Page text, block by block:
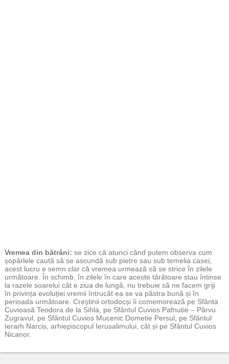
Vremea din bătrâni: se zice că atunci când putem observa cum
șopârlele caută să se ascundă sub pietre sau sub temelia casei,
acest lucru e semn clar că vremea urmează să se strice în zilele
următoare. În schimb, în zilele în care aceste târâtoare stau întinse
la razele soarelui cât e ziua de lungă, nu trebuie să ne facem griji
în privința evoluției vremii întrucât ea se va păstra bună și în
perioada următoare. Creștinii ortodocși îi comemorează pe Sfânta
Cuvioasă Teodora de la Sihla, pe Sfântul Cuvios Pafnutie – Pârvu
Zugravul, pe Sfântul Cuvios Mucenic Dometie Persul, pe Sfântul
Ierarh Narcis, arhiepiscopul Ierusalimului, cât și pe Sfântul Cuvios
Nicanor.